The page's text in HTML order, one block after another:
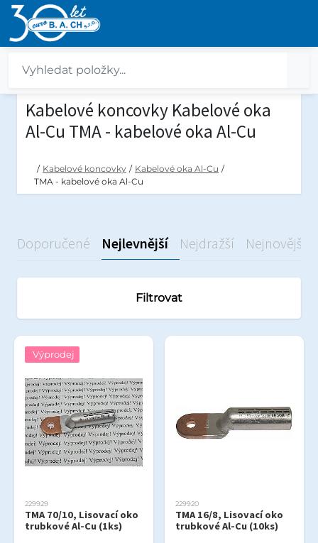
Kabelové koncovky Kabelové oka
Al-Cu TMA - kabelové oka Al-Cu
/ Kabelové koncovky / Kabelové oka Al-Cu /
TMA - kabelové oka Al-Cu
Doporučené Nejlevnější Nejdražší Nejnovější
Filtrovat
Výprodej
229929
TMA 70/10, Lisovací oko
trubkové Al-Cu (1ks)
229920
TMA 16/8, Lisovací oko
trubkové Al-Cu (10ks)